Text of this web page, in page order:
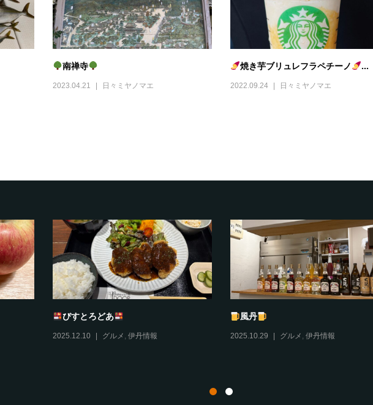
南禅寺
2023.04.21 日々ミヤノマエ
焼き芋ブリュレフラペチーノ ...
2022.09.24 日々ミヤノマエ
びすとろどあ
2025.12.10 グルメ , 伊丹情報
風丹
2025.10.29 グルメ , 伊丹情報